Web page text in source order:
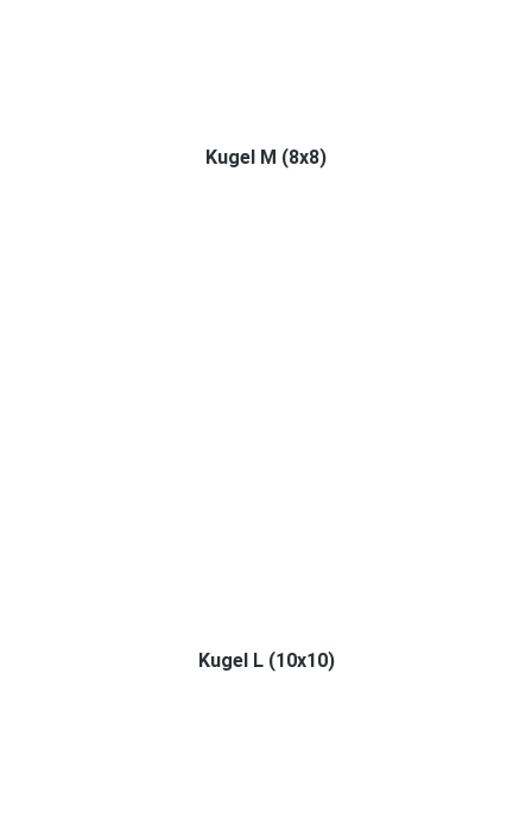
Kugel M (8x8)
Kugel L (10x10)